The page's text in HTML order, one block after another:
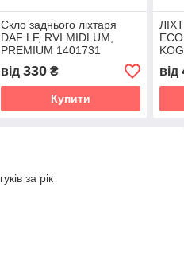
Скло заднього ліхтаря
DAF LF, RVI MIDLUM,
PREMIUM 1401731
1401713 5001846850
від 330₴
Купити
від
за рік